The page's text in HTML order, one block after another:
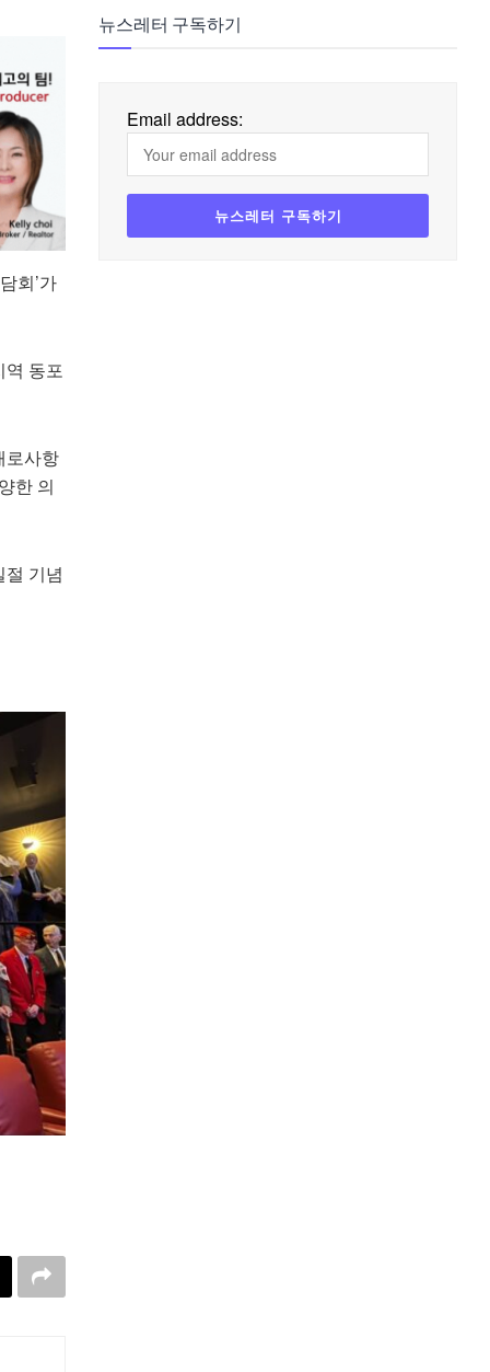
회’가
역 동포
로사항
한 의
기념
뉴스레터 구독하기
Email address: